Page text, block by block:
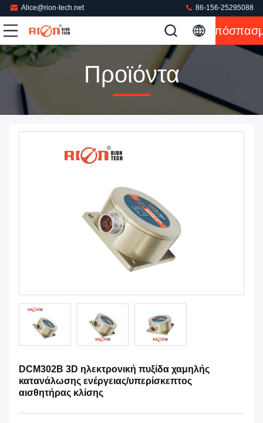
Alice@rion-tech.net 86-156-25295088
Προϊόντα
DCM302B 3D ηλεκτρονική πυξίδα χαμηλής
κατανάλωσης ενέργειας/υπερίσκεπτος
αισθητήρας κλίσης